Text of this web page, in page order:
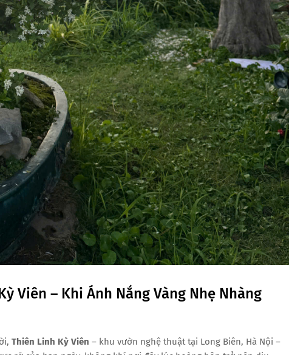
Viên – Khi Ánh Nắng Vàng Nhẹ Nhàng
Thiên Linh Kỳ Viên – khu vườn nghệ thuật tại Long Biên, Hà Nội –